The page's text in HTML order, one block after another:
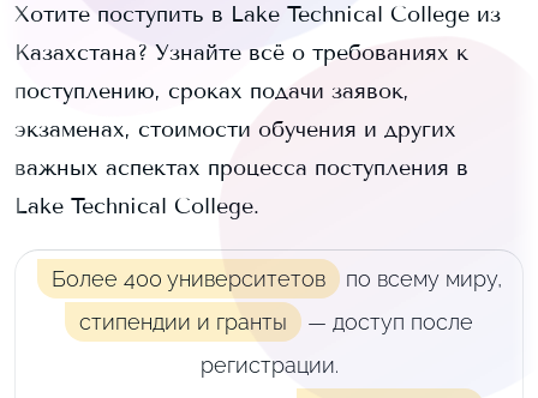
Хотите поступить в Lake Technical College из
Казахстана? Узнайте всё о требованиях к
поступлению, сроках подачи заявок,
экзаменах, стоимости обучения и других
важных аспектах процесса поступления в
Lake Technical College.
Более 400 университетов по всему миру,
стипендии и гранты
— доступ после
регистрации.